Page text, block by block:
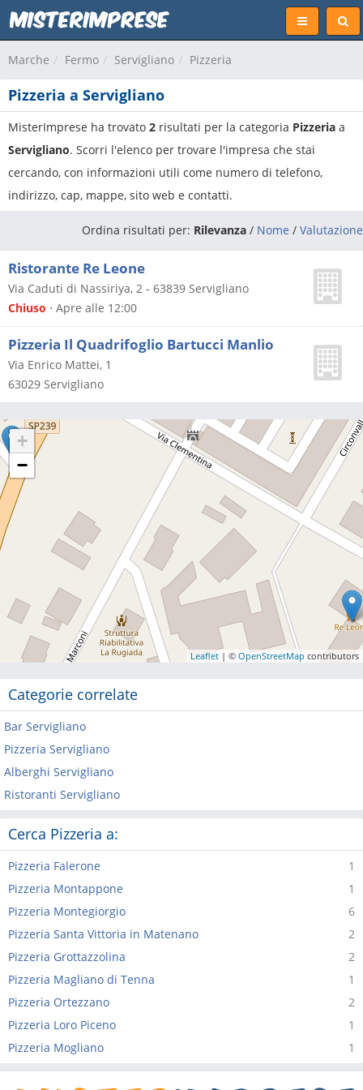
Marche Fermo Servigliano Pizzeria
Pizzeria a Servigliano
MisterImprese ha trovato 2 risultati per la categoria Pizzeria a
Servigliano. Scorri l'elenco per trovare l'impresa che stai
cercando, con informazioni utili come numero di telefono,
indirizzo, cap, mappe, sito web e contatti.
Ordina risultati per: Rilevanza / Nome / Valutazione
Ristorante Re Leone
Via Caduti di Nassiriya, 2 - 63839 Servigliano
Chiuso ⋅ Apre alle 12:00
Pizzeria Il Quadrifoglio Bartucci Manlio
Via Enrico Mattei, 1
63029 Servigliano
+
−
Leaflet | © OpenStreetMap contributors
Categorie correlate
Bar Servigliano
Pizzeria Servigliano
Alberghi Servigliano
Ristoranti Servigliano
Cerca Pizzeria a:
1
Pizzeria Falerone
1
Pizzeria Montappone
6
Pizzeria Montegiorgio
2
Pizzeria Santa Vittoria in Matenano
2
Pizzeria Grottazzolina
1
Pizzeria Magliano di Tenna
2
Pizzeria Ortezzano
1
Pizzeria Loro Piceno
1
Pizzeria Mogliano